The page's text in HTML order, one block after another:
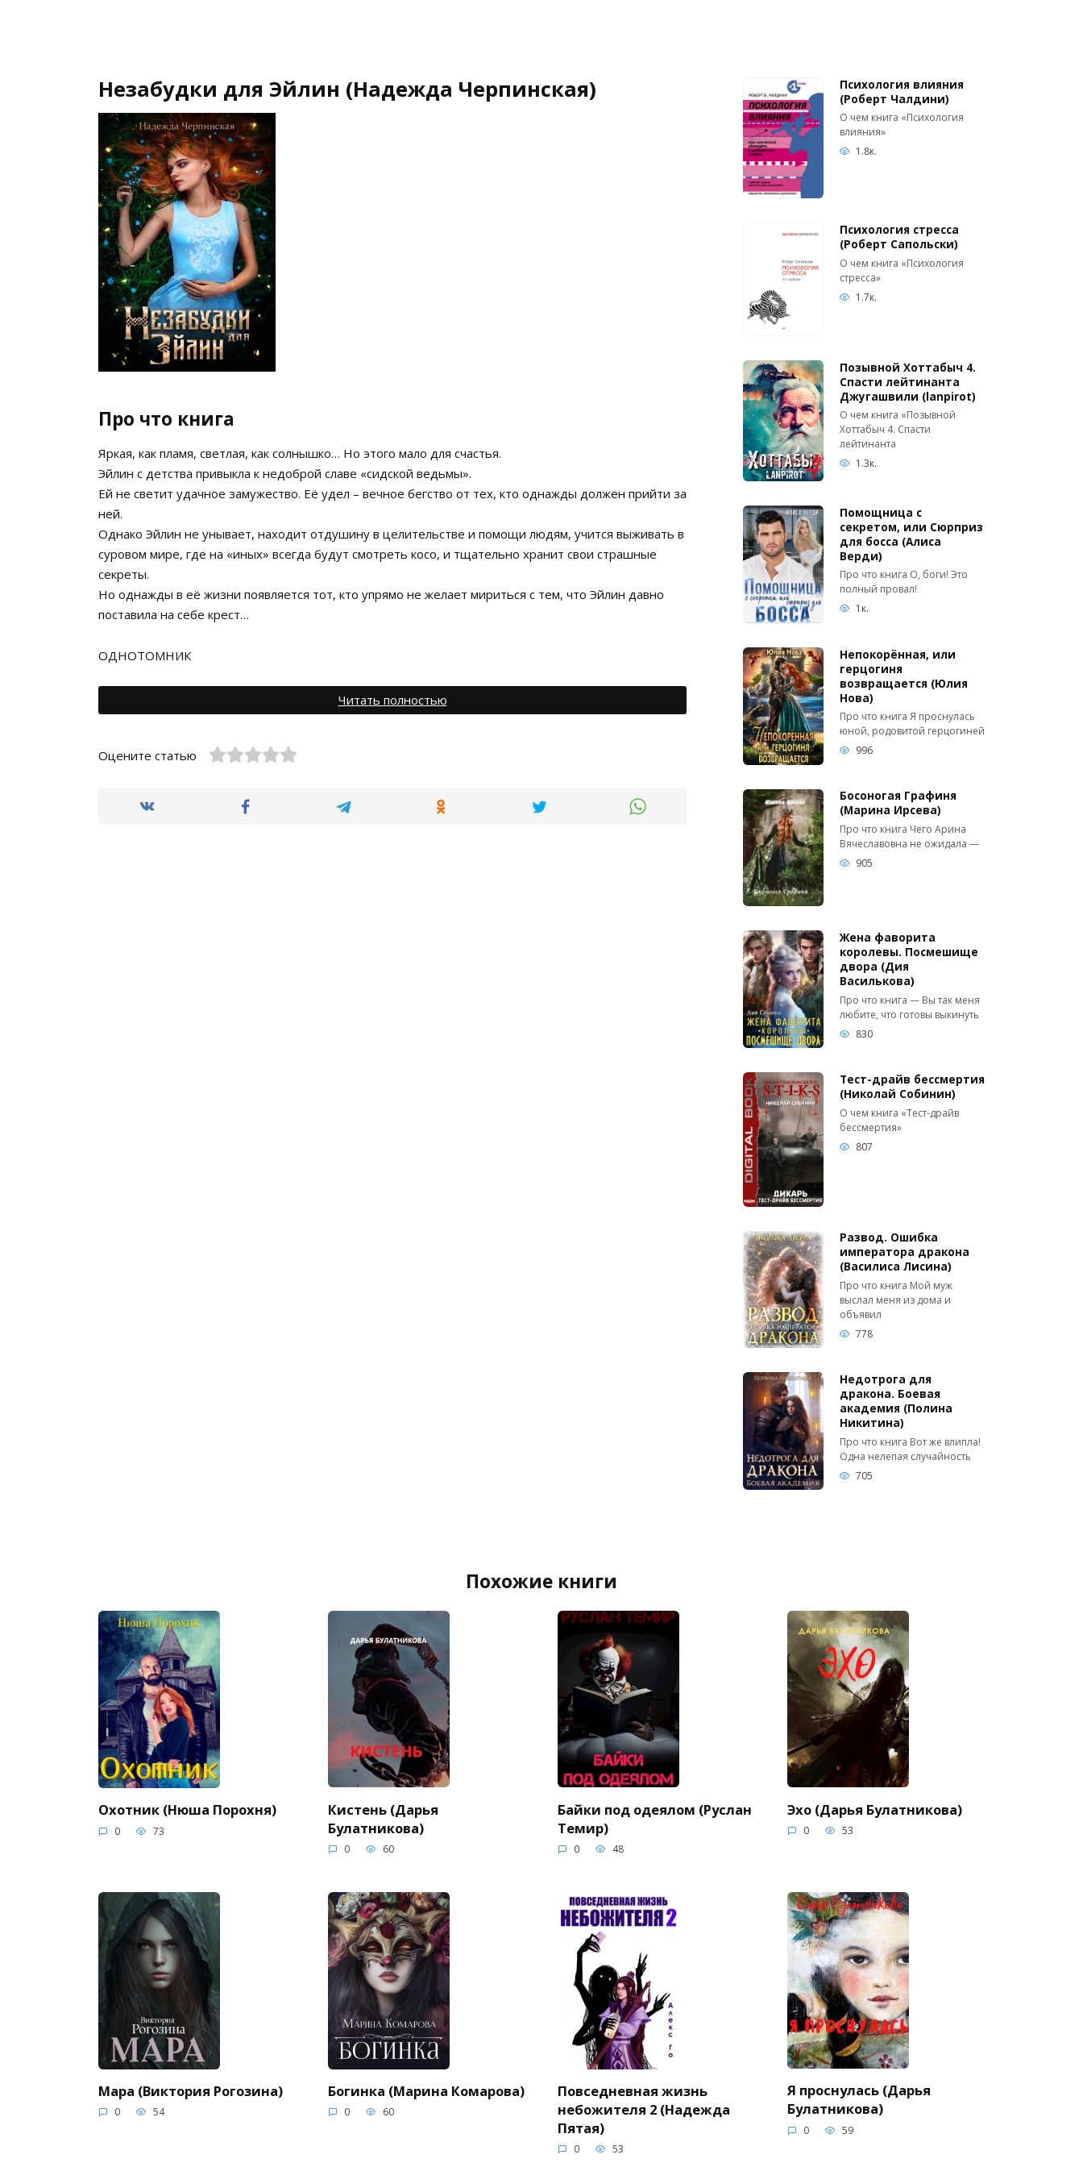
Незабудки для Эйлин (Надежда Черпинская)
Про что книга
Яркая, как пламя, светлая, как солнышко… Но этого мало для счастья.
Эйлин с детства привыкла к недоброй славе «сидской ведьмы».
Ей не светит удачное замужество. Её удел – вечное бегство от тех, кто однажды должен прийти за
ней.
Однако Эйлин не унывает, находит отдушину в целительстве и помощи людям, учится выживать в
суровом мире, где на «иных» всегда будут смотреть косо, и тщательно хранит свои страшные
секреты.
Но однажды в её жизни появляется тот, кто упрямо не желает мириться с тем, что Эйлин давно
поставила на себе крест…
ОДНОТОМНИК
Читать полностью
Оцените статью
Психология влияния
(Роберт Чалдини)
О чем книга «Психология
влияния»
1.8к.
Психология стресса
(Роберт Сапольски)
О чем книга «Психология
стресса»
1.7к.
Позывной Хоттабыч 4.
Спасти лейтинанта
Джугашвили (lanpirot)
О чем книга «Позывной
Хоттабыч 4. Спасти
лейтинанта
1.3к.
Помощница с
секретом, или Сюрприз
для босса (Алиса
Верди)
Про что книга О, боги! Это
полный провал!
1к.
Непокорённая, или
герцогиня
возвращается (Юлия
Нова)
Про что книга Я проснулась
юной, родовитой герцогиней
996
Босоногая Графиня
(Марина Ирсева)
Про что книга Чего Арина
Вячеславовна не ожидала —
905
Жена фаворита
королевы. Посмешище
двора (Дия
Василькова)
Про что книга — Вы так меня
любите, что готовы выкинуть
830
Тест-драйв бессмертия
(Николай Собинин)
О чем книга «Тест-драйв
бессмертия»
807
Развод. Ошибка
императора дракона
(Василиса Лисина)
Про что книга Мой муж
выслал меня из дома и
объявил
778
Недотрога для
дракона. Боевая
академия (Полина
Никитина)
Про что книга Вот же влипла!
Одна нелепая случайность
705
Похожие книги
Охотник (Нюша Порохня)
0 73
Кистень (Дарья
Булатникова)
0 60
Байки под одеялом (Руслан
Темир)
0 48
Эхо (Дарья Булатникова)
0 53
Мара (Виктория Рогозина)
0 54
Богинка (Марина Комарова)
0 60
Повседневная жизнь
небожителя 2 (Надежда
Пятая)
0 53
Я проснулась (Дарья
Булатникова)
0 59